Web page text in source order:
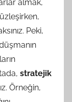
almak,
Peki,
stratejik
Örneğin,